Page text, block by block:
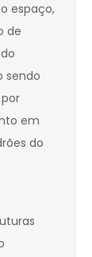
espaço,
de
sendo
em
do